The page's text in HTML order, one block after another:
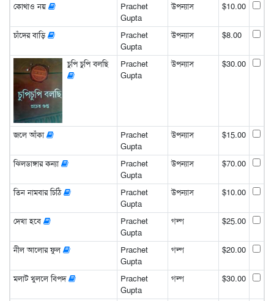
কোথাও নয়
Prachet
Gupta
উপন্যাস $10.00
চাঁদের বাড়ি
Prachet
Gupta
উপন্যাস $8.00
চুপি চুপি বলছি
Prachet
Gupta
উপন্যাস $30.00
জলে আঁকা
Prachet
Gupta
উপন্যাস $15.00
ঝিলডাঙ্গার কন্যা
Prachet
Gupta
উপন্যাস $70.00
তিন নামবার চিঠি
Prachet
Gupta
উপন্যাস $10.00
দেখা হবে
Prachet
Gupta
গল্প $25.00
নীল আলোর ফুল
Prachet
Gupta
গল্প $20.00
মলাট খুললে বিপদ
Prachet
Gupta
গল্প $30.00